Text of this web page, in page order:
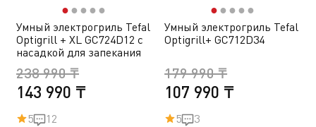
●● ● ● ●
Умный электрогриль Tefal
Optigrill + XL GC724D12 c
насадкой для запекания
143 990 ₸
238 990 ₸
5 12
●● ● ● ●
Умный электрогриль Tefal
Optigrill+ GC712D34
107 990 ₸
179 990 ₸
5 3